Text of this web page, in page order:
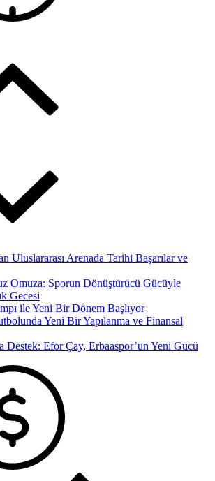
Uluslararası Arenada Tarihi Başarılar ve
Omuza: Sporun Dönüştürücü Gücüyle
Gecesi
ile Yeni Bir Dönem Başlıyor
Yeni Bir Yapılanma ve Finansal
Destek: Efor Çay, Erbaaspor’un Yeni Gücü